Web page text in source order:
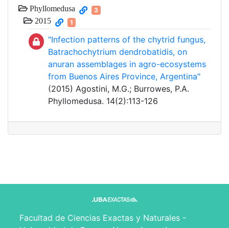
Phyllomedusa 3
2015 1
"Infection patterns of the chytrid fungus,
Batrachochytrium dendrobatidis, on
anuran assemblages in agro-ecosystems
from Buenos Aires Province, Argentina"
(2015) Agostini, M.G.; Burrowes, P.A.
Phyllomedusa. 14(2):113-126
Facultad de Ciencias Exactas y Naturales -